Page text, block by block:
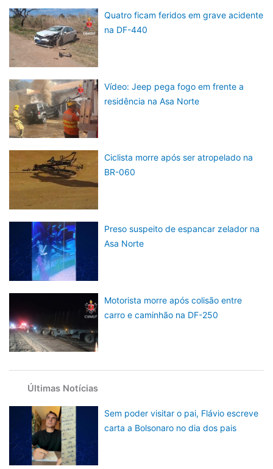
Quatro ficam feridos em grave acidente
na DF-440
Vídeo: Jeep pega fogo em frente a
residência na Asa Norte
Ciclista morre após ser atropelado na
BR-060
Preso suspeito de espancar zelador na
Asa Norte
Motorista morre após colisão entre
carro e caminhão na DF-250
Últimas Notícias
Sem poder visitar o pai, Flávio escreve
carta a Bolsonaro no dia dos pais